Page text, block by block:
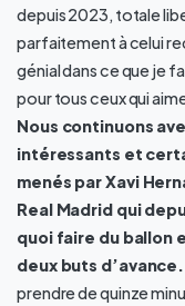
depuis 2023, totale
parfaitement à celui
génial dans ce que je
pour tous ceux qui
Nous continuons
intéressants et
menés par Xavi
Real Madrid qui
quoi faire du ballon
deux buts
prendre de quinze